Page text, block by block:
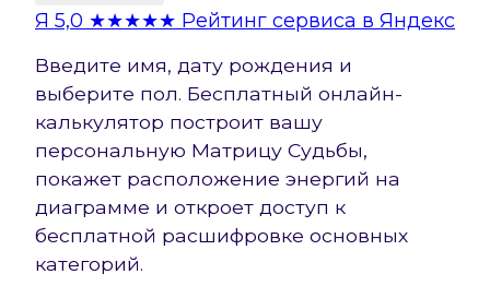
Я 5,0 ★★★★★ Рейтинг сервиса в Яндекс
Введите имя, дату рождения и
выберите пол. Бесплатный онлайн-
калькулятор построит вашу
персональную Матрицу Судьбы,
покажет расположение энергий на
диаграмме и откроет доступ к
бесплатной расшифровке основных
категорий.